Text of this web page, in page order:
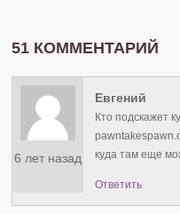
51 КОММЕНТАРИЙ
6 лет назад
Евгений
Кто подскажет
куда там еще
Ответить